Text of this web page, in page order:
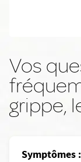
Vos
grippe,
Symptômes